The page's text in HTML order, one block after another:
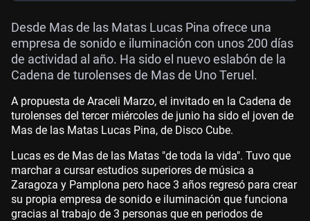
Desde Mas de las Matas Lucas Pina ofrece una
empresa de sonido e iluminación con unos 200 días
de actividad al año. Ha sido el nuevo eslabón de la
Cadena de turolenses de Mas de Uno Teruel.
A propuesta de Araceli Marzo, el invitado en la Cadena de
turolenses del tercer miércoles de junio ha sido el joven de
Mas de las Matas Lucas Pina, de Disco Cube.
Lucas es de Mas de las Matas "de toda la vida". Tuvo que
marchar a cursar estudios superiores de música a
Zaragoza y Pamplona pero hace 3 años regresó para crear
su propia empresa de sonido e iluminación que funciona
gracias al trabajo de 3 personas que en periodos de